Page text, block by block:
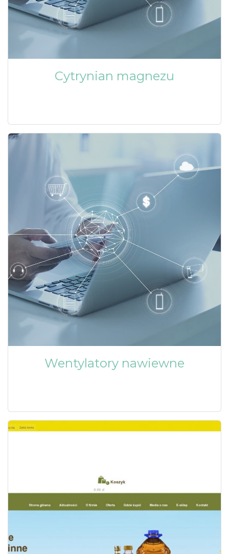
Cytrynian magnezu
Wentylatory nawiewne